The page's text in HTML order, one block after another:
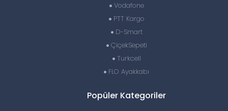
Vodafone
PTT Kargo
D-Smart
ÇiçekSepeti
Turkcell
FLO Ayakkabı
Popüler Kategoriler